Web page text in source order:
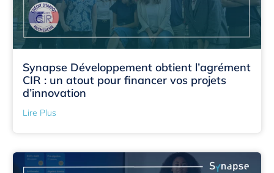
Synapse Développement obtient l’agrément
CIR : un atout pour financer vos projets
d’innovation
Lire Plus